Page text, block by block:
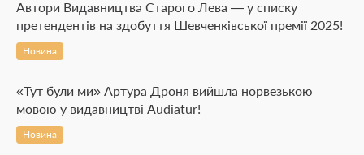
Автори Видавництва Старого Лева — у списку
претендентів на здобуття Шевченківської премії 2025!
Новина
«Тут були ми» Артура Дроня вийшла норвезькою
мовою у видавництві Audiatur!
Новина